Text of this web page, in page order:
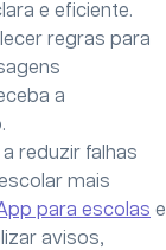
e eficiente.
regras para
a
reduzir falhas
mais
para escolas e
avisos,